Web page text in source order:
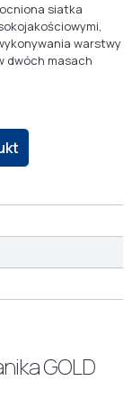
siatka
warstwy
dwóch masach
GOLD